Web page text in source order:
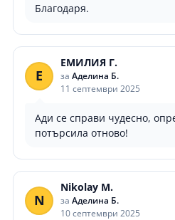
Благодаря.
Е
ЕМИЛИЯ Г.
за Аделина Б.
11 септември 2025
Ади се справи чудесно,
потърсила отново!
N
Nikolay M.
за Аделина Б.
10 септември 2025